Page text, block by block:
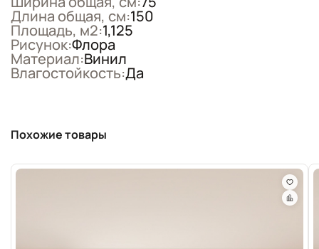
Длина общая, см:150
Площадь, м2:1,125
Рисунок:Флора
Материал:Винил
Влагостойкость:Да
Похожие товары